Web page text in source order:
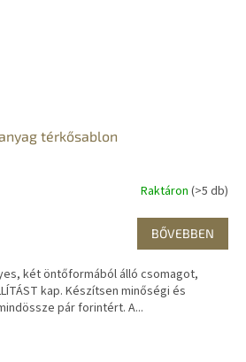
térkősablon
Raktáron (>5 db)
BŐVEBBEN
két öntőformából álló csomagot,
kap. Készítsen minőségi és
pár forintért. A...